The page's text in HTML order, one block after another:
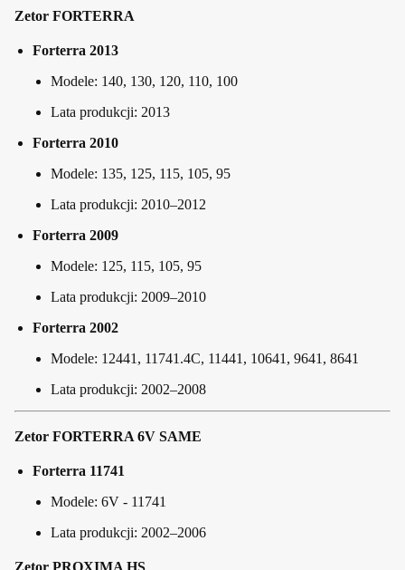
Zetor FORTERRA
Forterra 2013
Modele: 140, 130, 120, 110, 100
Lata produkcji: 2013
Forterra 2010
Modele: 135, 125, 115, 105, 95
Lata produkcji: 2010–2012
Forterra 2009
Modele: 125, 115, 105, 95
Lata produkcji: 2009–2010
Forterra 2002
Modele: 12441, 11741.4C, 11441, 10641, 9641, 8641
Lata produkcji: 2002–2008
Zetor FORTERRA 6V SAME
Forterra 11741
Modele: 6V - 11741
Lata produkcji: 2002–2006